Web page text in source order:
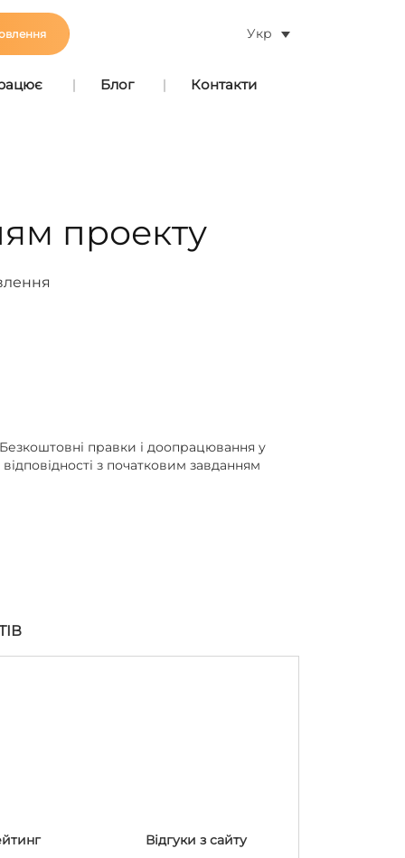
Укр
Блог Контакти
проекту
правки і доопрацювання у
відповідності з початковим завданням
Відгуки з сайту